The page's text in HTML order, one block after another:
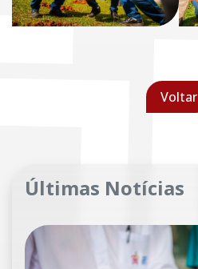
Voltar
Últimas Notícias